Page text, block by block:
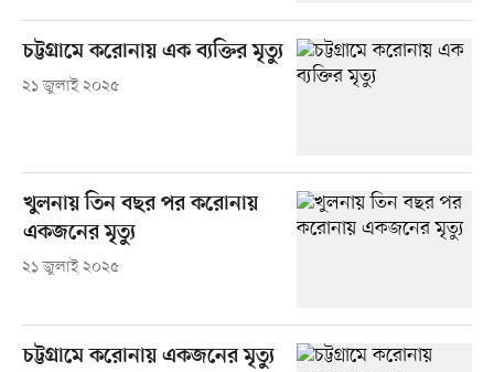
চট্টগ্রামে করোনায় এক ব্যক্তির মৃত্যু
২১ জুলাই ২০২৫
খুলনায় তিন বছর পর করোনায়
একজনের মৃত্যু
২১ জুলাই ২০২৫
চট্টগ্রামে করোনায় একজনের মৃত্যু